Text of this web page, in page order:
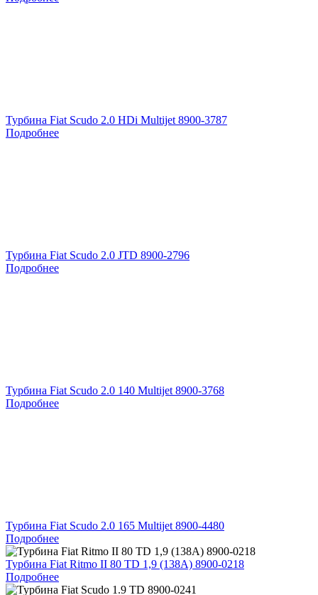
Турбина Fiat Scudo 2.0 HDi Multijet 8900-3787
Подробнее
Турбина Fiat Scudo 2.0 JTD 8900-2796
Подробнее
Турбина Fiat Scudo 2.0 140 Multijet 8900-3768
Подробнее
Турбина Fiat Scudo 2.0 165 Multijet 8900-4480
Подробнее
Турбина Fiat Ritmo II 80 TD 1,9 (138A) 8900-0218
Подробнее